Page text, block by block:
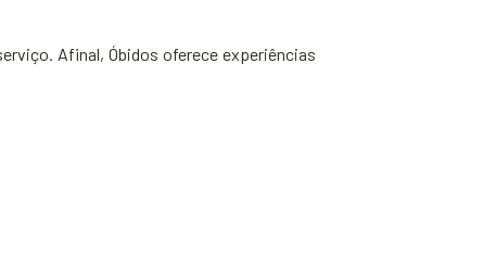
Afinal, Óbidos oferece experiências